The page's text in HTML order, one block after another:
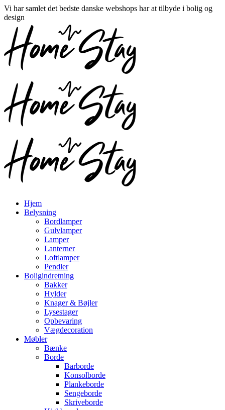
Vi har samlet det bedste danske webshops har at tilbyde i bolig og
design
Hjem
Belysning
Bordlamper
Gulvlamper
Lamper
Lanterner
Loftlamper
Pendler
Boligindretning
Bakker
Hylder
Knager & Bøjler
Lysestager
Opbevaring
Vægdecoration
Møbler
Bænke
Borde
Barborde
Konsolborde
Plankeborde
Sengeborde
Skriveborde